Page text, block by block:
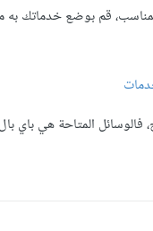
قم بوضع خدماتك
فالوسائل المتاحة هي باي